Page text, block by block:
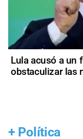
Lula acusó a un
obstaculizar las
+ Política